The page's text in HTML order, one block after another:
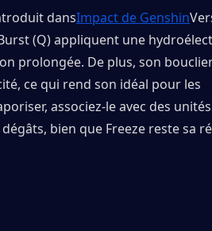
dansImpact de Genshin
(Q) appliquent une
prolongée. De plus, son
ce qui rend son idéal pour les
associez-le avec des
bien que Freeze reste sa